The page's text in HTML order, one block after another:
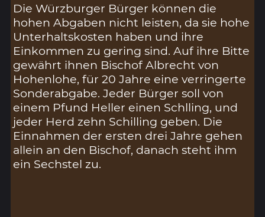
Die Würzburger Bürger können die
hohen Abgaben nicht leisten, da sie hohe
Unterhaltskosten haben und ihre
Einkommen zu gering sind. Auf ihre Bitte
gewährt ihnen Bischof Albrecht von
Hohenlohe, für 20 Jahre eine verringerte
Sonderabgabe. Jeder Bürger soll von
einem Pfund Heller einen Schlling, und
jeder Herd zehn Schilling geben. Die
Einnahmen der ersten drei Jahre gehen
allein an den Bischof, danach steht ihm
ein Sechstel zu.